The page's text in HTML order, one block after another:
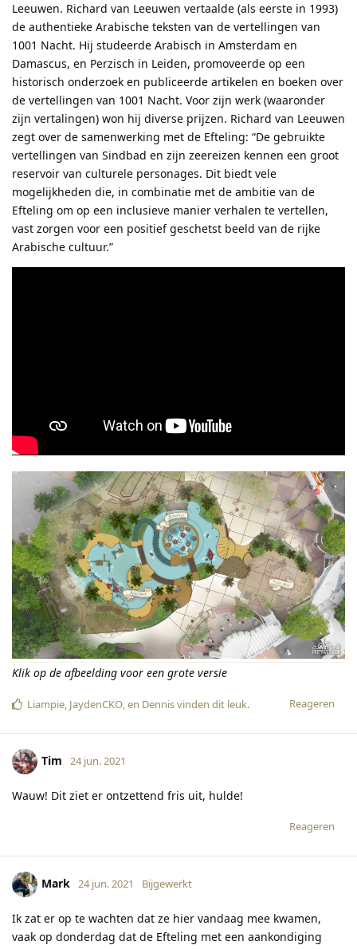
Leeuwen. Richard van Leeuwen vertaalde (als eerste in 1993)
de authentieke Arabische teksten van de vertellingen van
1001 Nacht. Hij studeerde Arabisch in Amsterdam en
Damascus, en Perzisch in Leiden, promoveerde op een
historisch onderzoek en publiceerde artikelen en boeken over
de vertellingen van 1001 Nacht. Voor zijn werk (waaronder
zijn vertalingen) won hij diverse prijzen. Richard van Leeuwen
zegt over de samenwerking met de Efteling: “De gebruikte
vertellingen van Sindbad en zijn zeereizen kennen een groot
reservoir van culturele personages. Dit biedt vele
mogelijkheden die, in combinatie met de ambitie van de
Efteling om op een inclusieve manier verhalen te vertellen,
vast zorgen voor een positief geschetst beeld van de rijke
Arabische cultuur.”
Klik op de afbeelding voor een grote versie
Reageren
Liampie, JaydenCKO, en Dennisvinden dit leuk.
Tim 24 jun. 2021
Wauw! Dit ziet er ontzettend fris uit, hulde!
Reageren
Mark 24 jun. 2021 Bijgewerkt
Ik zat er op te wachten dat ze hier vandaag mee kwamen,
vaak op donderdag dat de Efteling met een aankondiging